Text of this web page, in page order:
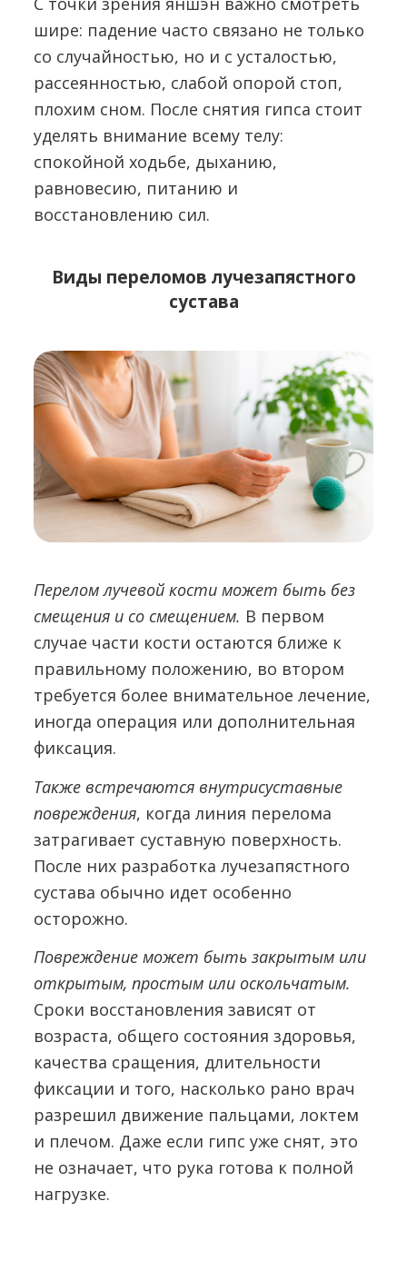
шире: падение часто связано не только
со случайностью, но и с усталостью,
рассеянностью, слабой опорой стоп,
плохим сном. После снятия гипса стоит
уделять внимание всему телу:
спокойной ходьбе, дыханию,
равновесию, питанию и
восстановлению сил.
Виды переломов лучезапястного
сустава
Перелом лучевой кости может быть без
смещения и со смещением. В первом
случае части кости остаются ближе к
правильному положению, во втором
требуется более внимательное лечение,
иногда операция или дополнительная
фиксация.
Также встречаются внутрисуставные
повреждения, когда линия перелома
затрагивает суставную поверхность.
После них разработка лучезапястного
сустава обычно идет особенно
осторожно.
Повреждение может быть закрытым или
открытым, простым или оскольчатым.
Сроки восстановления зависят от
возраста, общего состояния здоровья,
качества сращения, длительности
фиксации и того, насколько рано врач
разрешил движение пальцами, локтем
и плечом. Даже если гипс уже снят, это
не означает, что рука готова к полной
нагрузке.